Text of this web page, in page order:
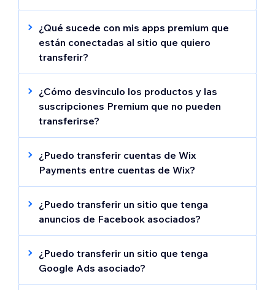
Si transfieres las suscripciones de pago
(plan del sitio, dominio,
email empresarial,
apps premium) junto con el sitio, el nuevo
propietario administra todos los pagos
¿Qué sucede con mis apps premium que
están conectadas al sitio que quiero
transferir?
Todas las apps premium conectadas al sitio
se transfieren automáticamente con el sitio.
Esto incluye los planes de números de
teléfono comerciales.
¿Cómo desvinculo los productos y las
suscripciones Premium que no pueden
transferirse?
Algunas suscripciones Premium no pueden
transferirse. Si tu suscripción no puede
transferirse, ve a la
sección Suscripciones
Premium de tu cuenta
nuevo propietario.
¿Puedo transferir cuentas de Wix
Payments entre cuentas de Wix?
No. No es posible transferir cuentas de Wix
Payments entre cuentas de Wix.
¿Puedo transferir un sitio que tenga
anuncios de Facebook asociados?
No es posible transferir un sitio que tenga
anuncios de Facebook asociados. Para
cancelar este servicio, desactiva la
renovación automática y espera a que venza
¿Puedo transferir un sitio que tenga
Google Ads asociado?
No es posible transferircampañas de